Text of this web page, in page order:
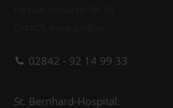
02842 - 92 14 99 33
St. Bernhard-Hospital: